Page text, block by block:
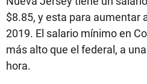
$8.85, y esta para aumentar
2019. El salario mínimo en
más alto que el federal, a
hora.